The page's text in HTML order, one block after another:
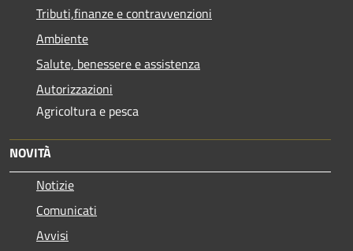
Tributi,finanze e contravvenzioni
Ambiente
Salute, benessere e assistenza
Autorizzazioni
Agricoltura e pesca
NOVITÀ
Notizie
Comunicati
Avvisi